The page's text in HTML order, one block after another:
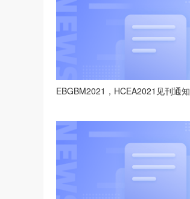
EBGBM2021，HCEA2021见刊通知